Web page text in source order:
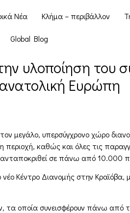
Νέα Κλήμα – περιβάλλον
Global Blog
υλοποίηση του
Ευρώπη
μεγάλο, υπερσύγχρονο χώρο
καθώς και όλες τις
ανταποκριθεί σε πάνω από 10.000
Κέντρο Διανομής στην Κραϊόβα,
οποία συνεισφέρουν πάνω από το